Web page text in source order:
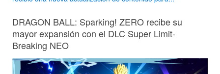
DRAGON BALL: Sparking! ZERO recibe su
mayor expansión con el DLC Super Limit-
Breaking NEO